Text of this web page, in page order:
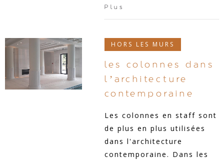
Plus
HORS LES MURS
les colonnes dans
l’architecture
contemporaine
Les colonnes en staff sont
de plus en plus utilisées
dans l'architecture
contemporaine. Dans les